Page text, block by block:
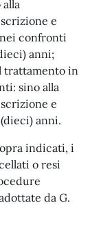
e
confronti
anni;
trattamento in
sino alla
e
anni.
indicati, i
o resi
da G.